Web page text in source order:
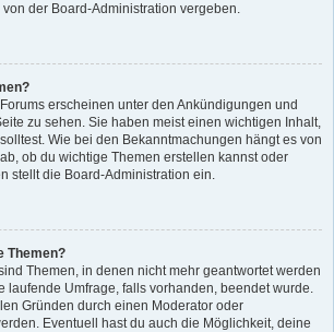
der Board-Administration vergeben.
erscheinen unter den Ankündigungen und
zu sehen. Sie haben meist einen wichtigen Inhalt,
Wie bei den Bekanntmachungen hängt es von
ob du wichtige Themen erstellen kannst oder
stellt die Board-Administration ein.
Themen?
Themen, in denen nicht mehr geantwortet werden
laufende Umfrage, falls vorhanden, beendet wurde.
Gründen durch einen Moderator oder
Eventuell hast du auch die Möglichkeit, deine